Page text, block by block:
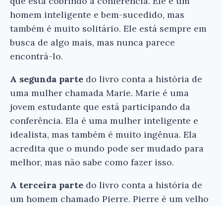
homem inteligente e bem-sucedido, mas
também é muito solitário. Ele está sempre em
busca de algo mais, mas nunca parece
encontrá-lo.
A segunda parte do livro conta a história de
uma mulher chamada Marie. Marie é uma
jovem estudante que está participando da
conferência. Ela é uma mulher inteligente e
idealista, mas também é muito ingênua. Ela
acredita que o mundo pode ser mudado para
melhor, mas não sabe como fazer isso.
A terceira parte do livro conta a história de
um homem chamado Pierre. Pierre é um velho